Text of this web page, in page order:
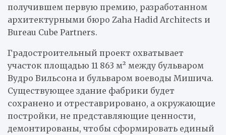
получившем первую премию, разработанном
архитектурными бюро Zaha Hadid Architects и
Bureau Cube Partners.
Градостроительный проект охватывает
участок площадью 11 863 м² между бульваром
Вудро Вильсона и бульваром воеводы Мишича.
Существующее здание фабрики будет
сохранено и отреставрировано, а окружающие
постройки, не представляющие ценности,
демонтированы, чтобы сформировать единый